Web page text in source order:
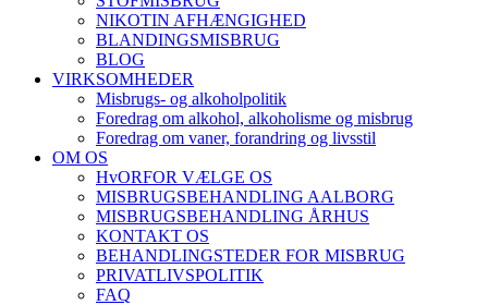
NIKOTIN AFHÆNGIGHED
BLANDINGSMISBRUG
BLOG
VIRKSOMHEDER
Misbrugs- og alkoholpolitik
Foredrag om alkohol, alkoholisme og misbrug
Foredrag om vaner, forandring og livsstil
OM OS
HvORFOR VÆLGE OS
MISBRUGSBEHANDLING AALBORG
MISBRUGSBEHANDLING ÅRHUS
KONTAKT OS
BEHANDLINGSTEDER FOR MISBRUG
PRIVATLIVSPOLITIK
FAQ